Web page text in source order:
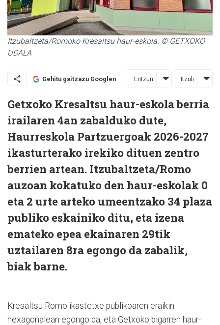
Itzubaltzeta/Romoko Kresaltsu haur-eskola. © GETXOKO
UDALA
Gehitu gaitzazu Googlen Entzun Itzuli
Getxoko Kresaltsu haur-eskola berria
irailaren 4an zabalduko dute,
Haurreskola Partzuergoak 2026-2027
ikasturterako irekiko dituen zentro
berrien artean. Itzubaltzeta/Romo
auzoan kokatuko den haur-eskolak 0
eta 2 urte arteko umeentzako 34 plaza
publiko eskainiko ditu, eta izena
emateko epea ekainaren 29tik
uztailaren 8ra egongo da zabalik,
biak barne.
Kresaltsu Romo ikastetxe publikoaren eraikin
hexagonalean egongo da, eta Getxoko bigarren haur-